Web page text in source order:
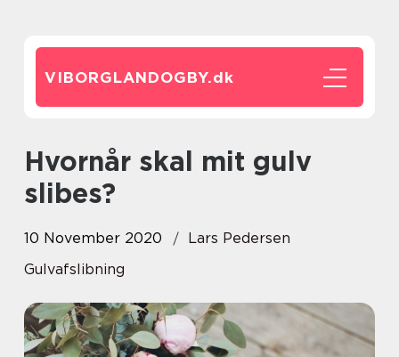
VIBORGLANDOGBY.dk
Hvornår skal mit gulv
slibes?
10 November 2020
Lars Pedersen
Gulvafslibning